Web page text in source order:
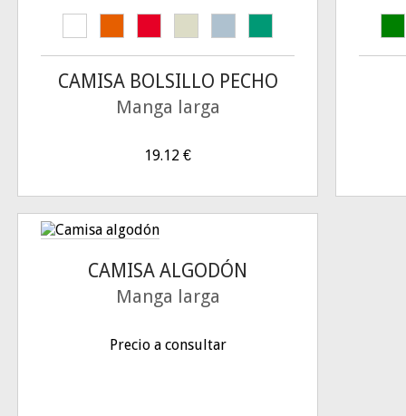
CAMISA BOLSILLO PECHO
Manga larga
19.12 €
CAMISA ALGODÓN
Manga larga
Precio a consultar